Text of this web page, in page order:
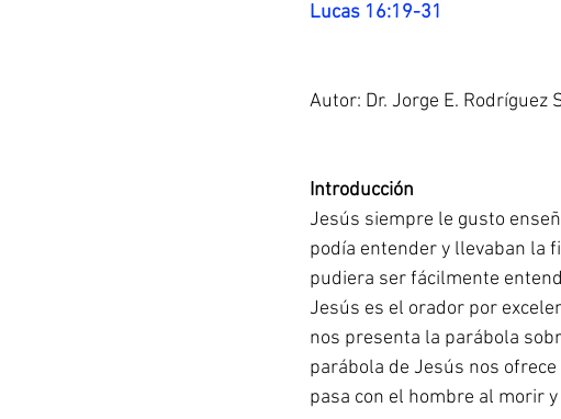
Lucas 16:19-31
Autor: Dr. Jorge E. Rodríguez
Introducción
Jesús siempre le gusto
podía entender y llevaban la
pudiera ser fácilmente
Jesús es el orador por
nos presenta la parábola
parábola de Jesús nos
pasa con el hombre al morir